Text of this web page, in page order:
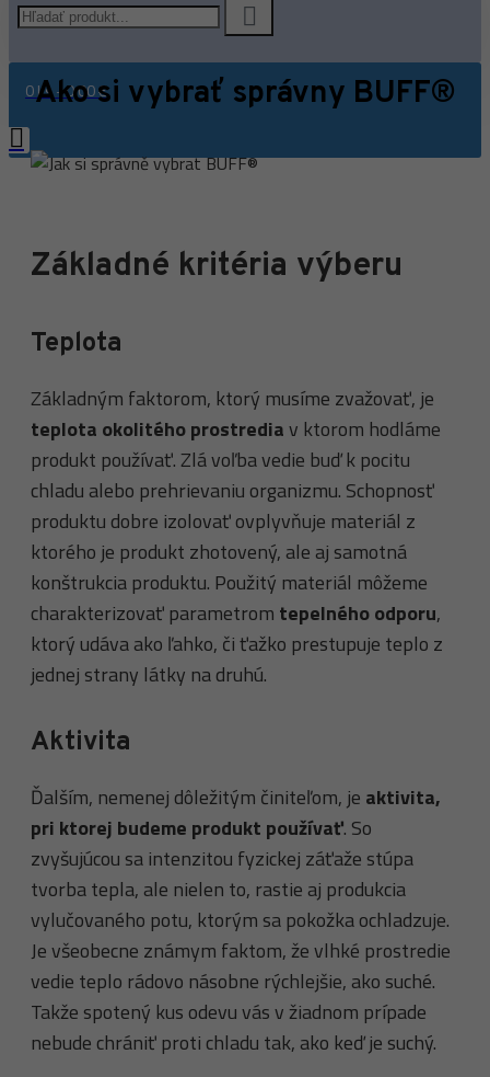
0 ks - 0,00 €
Ako si vybrať správny BUFF®
Základné kritéria výberu
Teplota
Základným faktorom, ktorý musíme zvažovať, je
teplota okolitého prostrediav ktorom hodláme
produkt používať. Zlá voľba vedie buď k pocitu
chladu alebo prehrievaniu organizmu. Schopnosť
produktu dobre izolovať ovplyvňuje materiál z
ktorého je produkt zhotovený, ale aj samotná
konštrukcia produktu. Použitý materiál môžeme
charakterizovať parametrom tepelného odporu,
ktorý udáva ako ľahko, či ťažko prestupuje teplo z
jednej strany látky na druhú.
Aktivita
Ďalším, nemenej dôležitým činiteľom, je aktivita,
pri ktorej budeme produkt používať. So
zvyšujúcou sa intenzitou fyzickej záťaže stúpa
tvorba tepla, ale nielen to, rastie aj produkcia
vylučovaného potu, ktorým sa pokožka ochladzuje.
Je všeobecne známym faktom, že vlhké prostredie
vedie teplo rádovo násobne rýchlejšie, ako suché.
Takže spotený kus odevu vás v žiadnom prípade
nebude chrániť proti chladu tak, ako keď je suchý.